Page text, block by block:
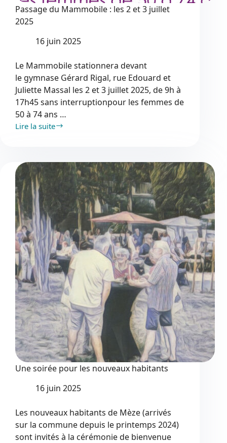
Passage du Mammobile : les 2 et 3 juillet
2025
16 juin 2025
Le Mammobile stationnera devant
le gymnase Gérard Rigal, rue Edouard et
Juliette Massal les 2 et 3 juillet 2025, de 9h à
17h45 sans interruptionpour les femmes de
50 à 74 ans …
Lire la suite
Passage
les
2
et
3
juillet
2025
Une soirée pour les nouveaux habitants
16 juin 2025
Les nouveaux habitants de Mèze (arrivés
sur la commune depuis le printemps 2024)
sont invités à la cérémonie de bienvenue